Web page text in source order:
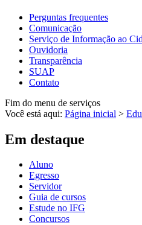
Perguntas frequentes
Comunicação
Serviço de Informação ao
Ouvidoria
Transparência
SUAP
Contato
Fim do menu de serviços
Você está aqui: Página inicial >
Em destaque
Aluno
Egresso
Servidor
Guia de cursos
Estude no IFG
Concursos